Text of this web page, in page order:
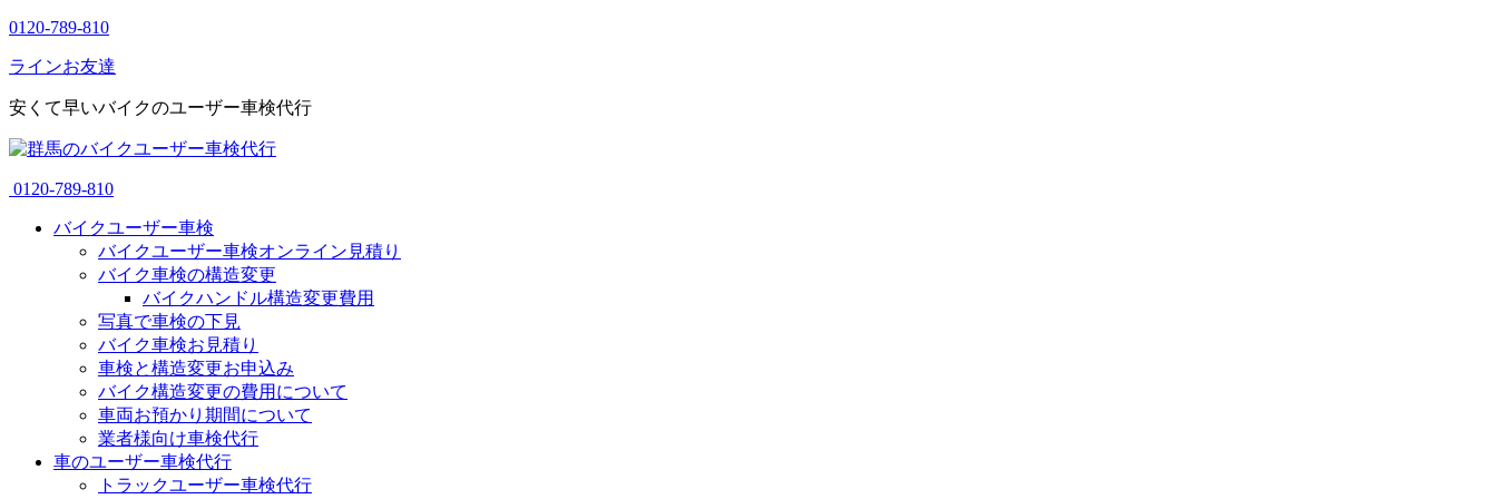
0120-789-810
ラインお友達
安くて早いバイクのユーザー車検代行
0120-789-810
バイクユーザー車検
バイクユーザー車検オンライン見積り
バイク車検の構造変更
バイクハンドル構造変更費用
写真で車検の下見
バイク車検お見積り
車検と構造変更お申込み
バイク構造変更の費用について
車両お預かり期間について
業者様向け車検代行
車のユーザー車検代行
トラックユーザー車検代行